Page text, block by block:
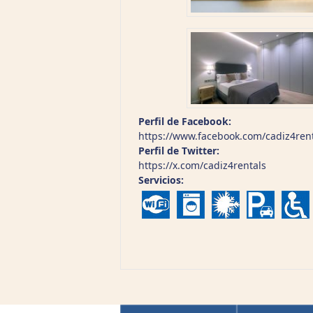
Perfil de Facebook:
https://www.facebook.com/
Perfil de Twitter:
https://x.com/cadiz4rentals
Servicios: